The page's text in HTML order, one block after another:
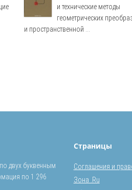
и технические методы
геометрических
и пространственной ...
двух буквенным
по 1 296
Страницы
Соглашения и
Зона .Ru